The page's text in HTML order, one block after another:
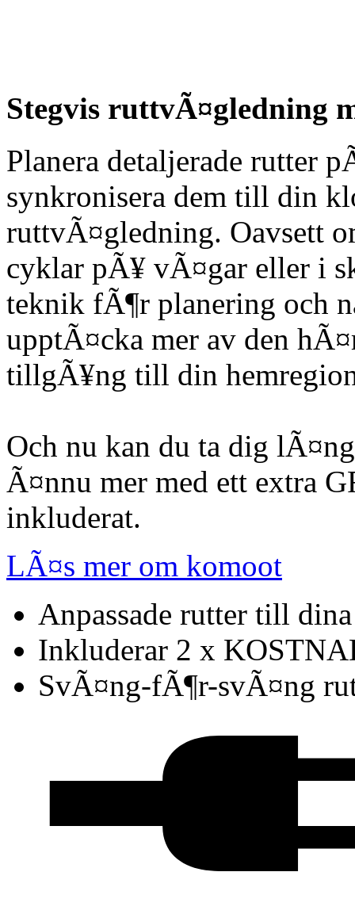
Stegvis ruttvÃ¤gledning
Planera detaljerade rutter
synkronisera dem till din
ruttvÃ¤gledning. Oavsett
cyklar pÃ¥ vÃ¤gar eller i
teknik fÃ¶r planering och
upptÃ¤cka mer av den
tillgÃ¥ng till din
Och nu kan du ta dig
Ã¤nnu mer med ett extra
inkluderat.
LÃ¤s mer om komoot
Anpassade rutter till
Inkluderar 2 x
SvÃ¤ng-fÃ¶r-svÃ¤ng